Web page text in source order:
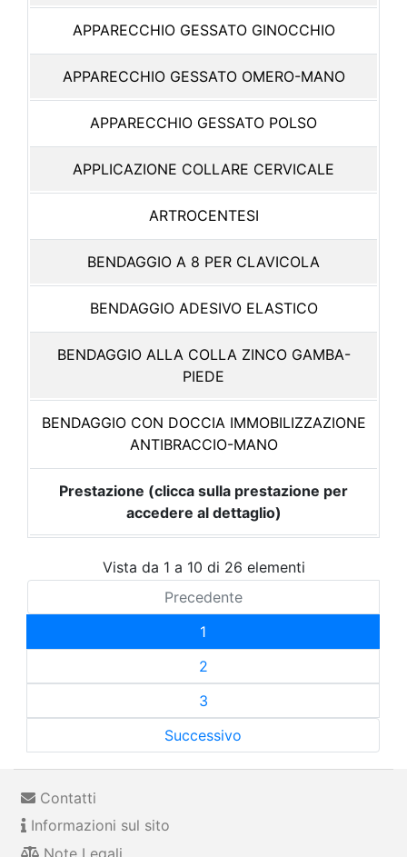
APPARECCHIO GESSATO GINOCCHIO
APPARECCHIO GESSATO OMERO-MANO
APPARECCHIO GESSATO POLSO
APPLICAZIONE COLLARE CERVICALE
ARTROCENTESI
BENDAGGIO A 8 PER CLAVICOLA
BENDAGGIO ADESIVO ELASTICO
BENDAGGIO ALLA COLLA ZINCO GAMBA-
PIEDE
BENDAGGIO CON DOCCIA IMMOBILIZZAZIONE
ANTIBRACCIO-MANO
Prestazione (clicca sulla prestazione per
accedere al dettaglio)
Vista da 1 a 10 di 26 elementi
Precedente
1
2
3
Successivo
Contatti
Informazioni sul sito
Note Legali